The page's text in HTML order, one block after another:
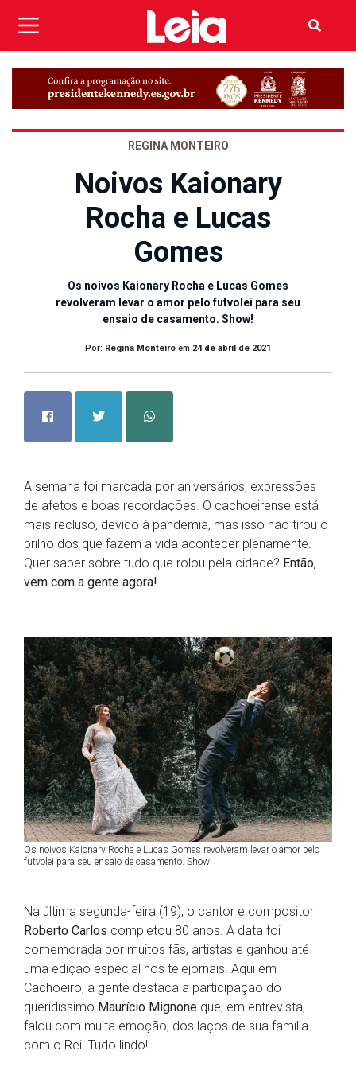
REGINA MONTEIRO
Noivos Kaionary
Rocha e Lucas
Gomes
Os noivos Kaionary Rocha e Lucas Gomes
revolveram levar o amor pelo futvolei para seu
ensaio de casamento. Show!
Por: Regina Monteiro em 24 de abril de 2021
A semana foi marcada por aniversários, expressões
de afetos e boas recordações. O cachoeirense está
mais recluso, devido à pandemia, mas isso não tirou o
brilho dos que fazem a vida acontecer plenamente.
Quer saber sobre tudo que rolou pela cidade? Então,
vem com a gente agora!
Os noivos Kaionary Rocha e Lucas Gomes revolveram levar o amor pelo
futvolei para seu ensaio de casamento. Show!
Na última segunda-feira (19), o cantor e compositor
Roberto Carlos completou 80 anos. A data foi
comemorada por muitos fãs, artistas e ganhou até
uma edição especial nos telejornais. Aqui em
Cachoeiro, a gente destaca a participação do
queridíssimo Maurício Mignone que, em entrevista,
falou com muita emoção, dos laços de sua família
com o Rei. Tudo lindo!